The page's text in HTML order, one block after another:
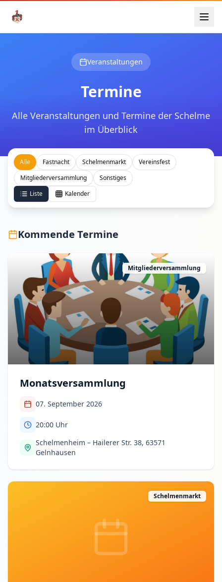
Veranstaltungen
Termine
Alle Veranstaltungen und Termine der Schelme
im Überblick
Alle Fastnacht Schelmenmarkt
Vereinsfest
Mitgliederversammlung
Sonstiges
Liste
Kalender
Kommende Termine
Mitgliederversammlung
Monatsversammlung
07. September 2026
20:00 Uhr
Schelmenheim – Hailerer Str. 38, 63571
Gelnhausen
Schelmenmarkt